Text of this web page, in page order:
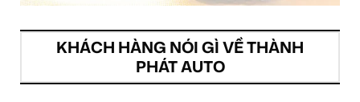
KHÁCH HÀNG NÓI GÌ VỀ THÀNH
PHÁT AUTO